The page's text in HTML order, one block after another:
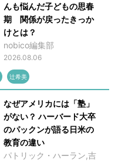
んも悩んだ子どもの思春
期 関係が戻ったきっか
けとは？
nobico編集部
2026.08.06
辻希美
なぜアメリカには「塾」
がない？ ハーバード大卒
のパックンが語る日米の
教育の違い
パトリック・ハーラン,吉